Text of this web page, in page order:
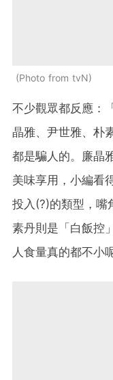
Photo from tvN
不少觀眾都反應：
晶雅、尹世雅、朴
都是騙人的。廉晶
美味享用，小編看
投入(?)的類型，嘴
素丹則是「白飯控
人食量真的都不小